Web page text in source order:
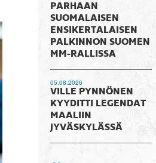
PARHAAN
SUOMALAISEN
ENSIKERTALAISEN
PALKINNON SUOMEN
MM-RALLISSA
05.08.2026
VILLE PYNNÖNEN
KYYDITTI LEGENDAT
MAALIIN
JYVÄSKYLÄSSÄ